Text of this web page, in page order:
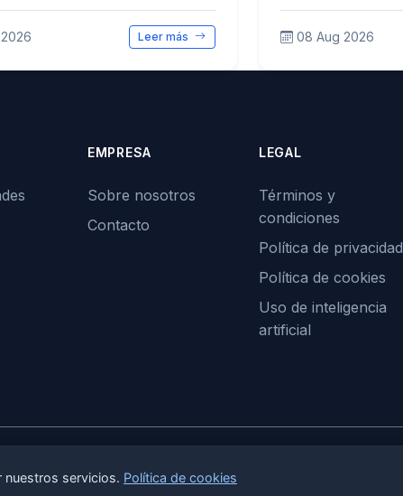
Leer más 08 Aug 2026
EMPRESA
Sobre nosotros
Contacto
LEGAL
Términos y
condiciones
Política de privacidad
Política de cookies
Uso de inteligencia
artificial
nuestros servicios. Política de cookies